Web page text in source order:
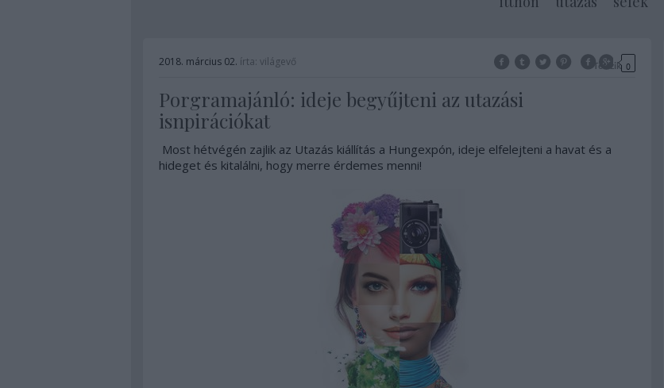
2018. március 02. írta: világevő Tetszik 0
Porgramajánló: ideje begyűjteni az utazási
isnpirációkat
Most hétvégén zajlik az Utazás kiállítás a Hungexpón, ideje elfelejteni a havat és a
hideget és kitalálni, hogy merre érdemes menni!